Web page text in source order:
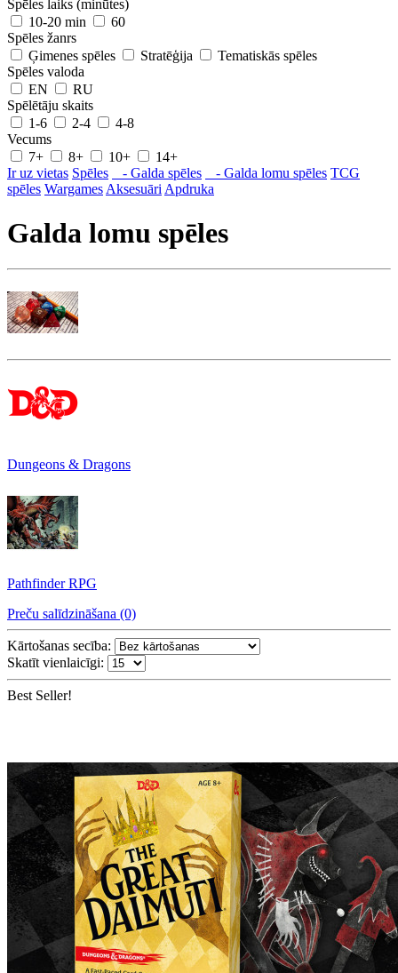
Spēles laiks (minūtes)
10-20 min
60
Spēles žanrs
Ģimenes spēles
Stratēģija
Tematiskās spēles
Spēles valoda
EN
RU
Spēlētāju skaits
1-6
2-4
4-8
Vecums
7+
8+ 10+
14+
Ir uz vietas Spēles - Galda spēles - Galda lomu spēles TCG
spēles WargamesAksesuāriApdruka
Galda lomu spēles
Dungeons & Dragons
Pathfinder RPG
Preču salīdzināšana (0)
Kārtošanas secība:
Skatīt vienlaicīgi:
Best Seller!